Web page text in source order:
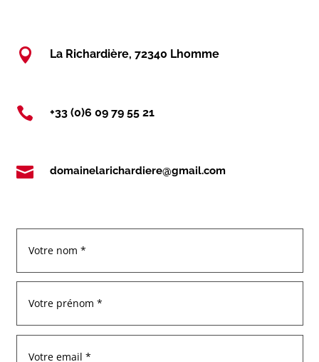
 La Richardière, 72340 Lhomme
 +33 (0)6 09 79 55 21
 domainelarichardiere@gmail.com